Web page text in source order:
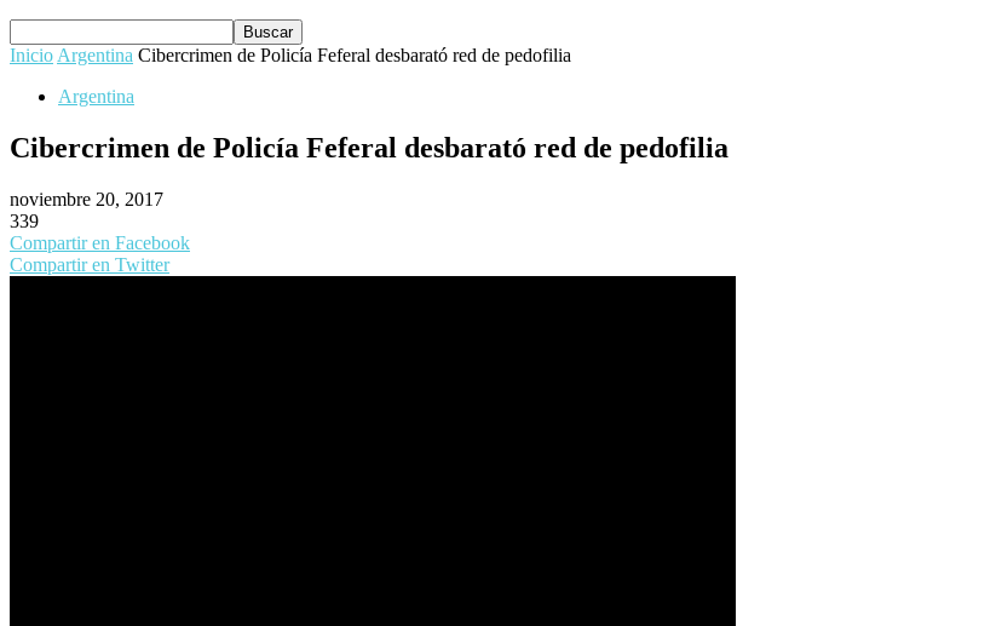
Inicio Argentina Cibercrimen de Policía Feferal desbarató red de pedofilia
Argentina
Cibercrimen de Policía Feferal desbarató red de pedofilia
noviembre 20, 2017
339
Compartir en Facebook
Compartir en Twitter